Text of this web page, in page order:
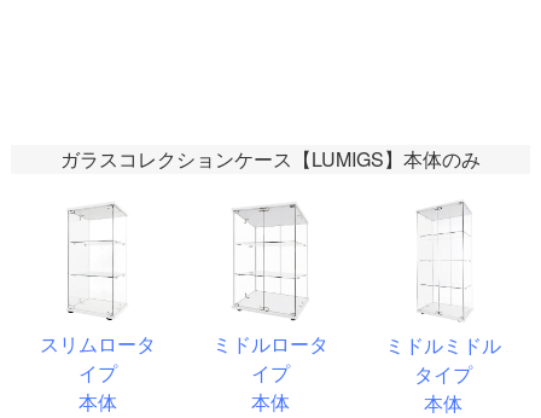
ガラスコレクションケース【LUMIGS】本体のみ
スリムロータ
イプ
本体
ミドルロータ
イプ
本体
ミドルミドル
タイプ
本体